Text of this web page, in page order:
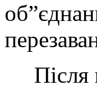
Після